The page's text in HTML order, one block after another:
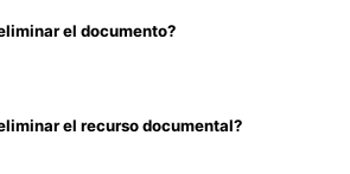
el documento?
el recurso documental?